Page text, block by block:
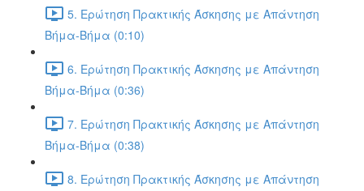
5. Ερώτηση Πρακτικής Άσκησης με Απάντηση
Βήμα-Βήμα (0:10)
6. Ερώτηση Πρακτικής Άσκησης με Απάντηση
Βήμα-Βήμα (0:36)
7. Ερώτηση Πρακτικής Άσκησης με Απάντηση
Βήμα-Βήμα (0:38)
8. Ερώτηση Πρακτικής Άσκησης με Απάντηση